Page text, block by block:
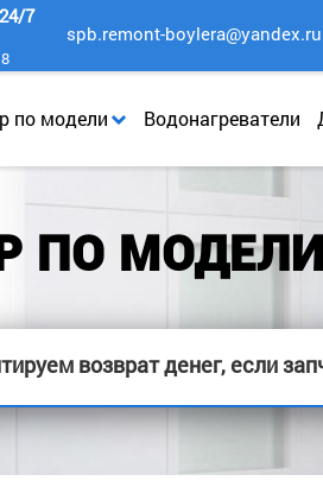
по модели Водонагреватели
24/7
spb.remont-boylera@yandex.ru
ПО МОДЕЛИ
возврат денег, если